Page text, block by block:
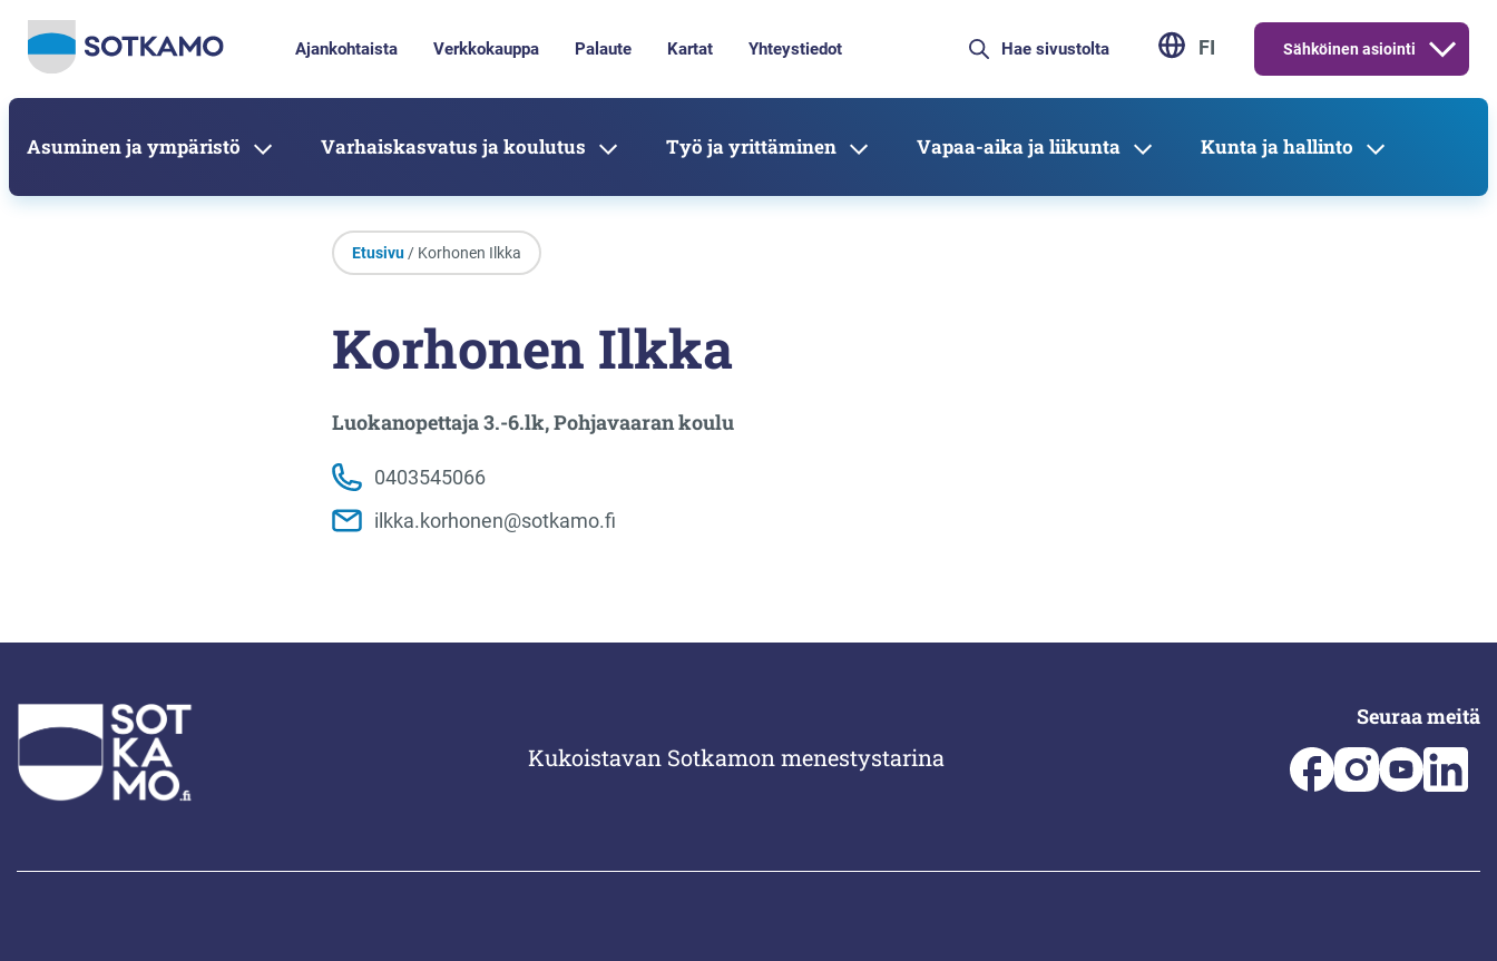
Ajankohtaista Verkkokauppa Palaute Kartat Yhteystiedot FI Sähköinen asiointi
Asuminen ja ympäristö Varhaiskasvatus ja koulutus Työ ja yrittäminen Vapaa-aika ja liikunta Kunta ja hallinto
Etusivu/ Korhonen Ilkka
Korhonen Ilkka
Luokanopettaja 3.-6.lk, Pohjavaaran koulu
0403545066
ilkka.korhonen@sotkamo.fi
Kukoistavan Sotkamon menestystarina
Seuraa meitä